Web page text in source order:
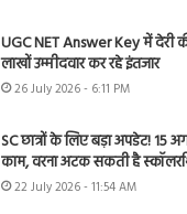
UGC NET Answer Key में देरी
लाखों उम्मीदवार कर रहे इंतजार
26 July 2026 - 6:11 PM
SC छात्रों के लिए बड़ा अपडेट!
काम, वरना अटक सकती है
22 July 2026 - 11:54 AM